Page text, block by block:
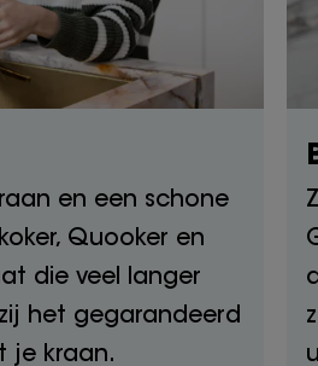
en een schone
Quooker en
die veel langer
het gegarandeerd
je kraan.